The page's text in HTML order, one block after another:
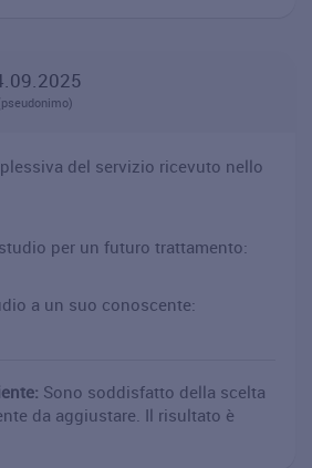
del servizio ricevuto nello
per un futuro trattamento:
a un suo conoscente:
Sono soddisfatto della scelta
da aggiustare. Il risultato è